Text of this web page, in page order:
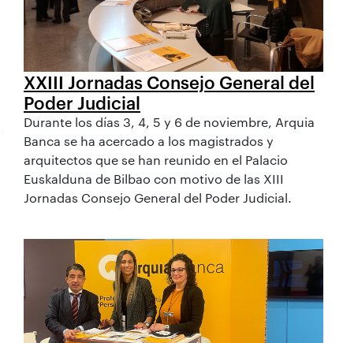
XXIII Jornadas Consejo General del
Poder Judicial
Durante los días 3, 4, 5 y 6 de noviembre, Arquia
Banca se ha acercado a los magistrados y
arquitectos que se han reunido en el Palacio
Euskalduna de Bilbao con motivo de las XIII
Jornadas Consejo General del Poder Judicial.